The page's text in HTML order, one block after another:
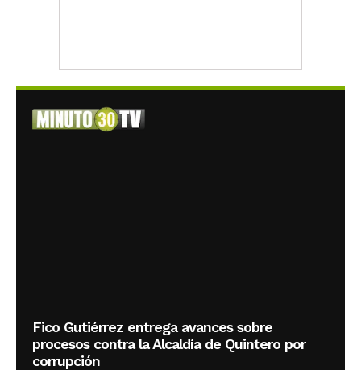
Fico Gutiérrez entrega avances sobre
procesos contra la Alcaldía de Quintero por
corrupción